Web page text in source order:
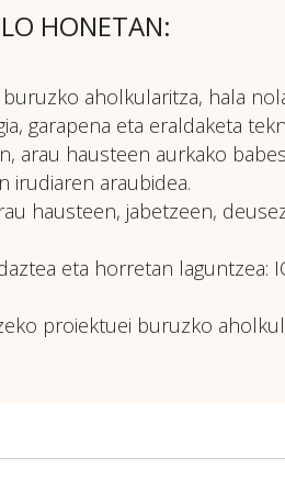
HONETAN:
aholkularitza, hala
garapena eta eraldaketa
arau hausteen aurkako
irudiaren araubidea.
hausteen, jabetzeen,
eta horretan laguntzea:
proiektuei buruzko